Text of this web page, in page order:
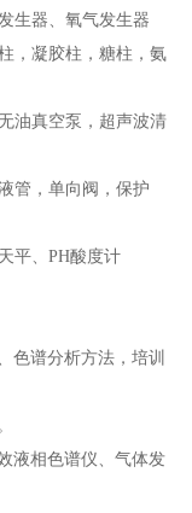
生器、氧气发生器
，凝胶柱，糖柱，氨
油真空泵，超声波清
管，单向阀，保护
平、PH酸度计
色谱分析方法，培训
液相色谱仪、气体发